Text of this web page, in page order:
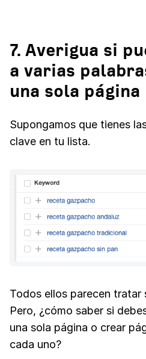
7. Averigua si
a varias
una sola página
Supongamos que tienes
clave en tu lista.
Todos ellos parecen tratar
Pero, ¿cómo saber si
una sola página o crear
cada uno?